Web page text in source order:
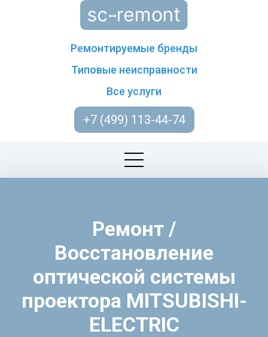
Ремонтируемые бренды
Типовые неисправности
Все услуги
+7 (499) 113-44-74
Ремонт /
Восстановление
оптической системы
проектора MITSUBISHI-
ELECTRIC